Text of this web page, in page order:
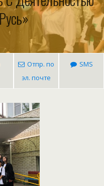
Отпр. по
эл. почте
SMS